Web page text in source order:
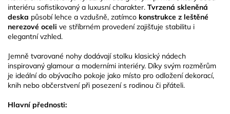
interiéru sofistikovaný a luxusní charakter. Tvrzená skleněná
deska působí lehce a vzdušně, zatímco konstrukce z leštěné
nerezové oceli ve stříbrném provedení zajišťuje stabilitu i
elegantní vzhled.
Jemně tvarované nohy dodávají stolku klasický nádech
inspirovaný glamour a moderními interiéry. Díky svým rozměrům
je ideální do obývacího pokoje jako místo pro odložení dekorací,
knih nebo občerstvení při posezení s rodinou či přáteli.
Hlavní přednosti: